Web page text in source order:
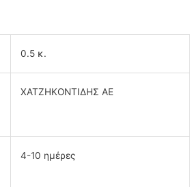
0.5 κ.
ΧΑΤΖΗΚΟΝΤΙΔΗΣ ΑΕ
4-10 ημέρες